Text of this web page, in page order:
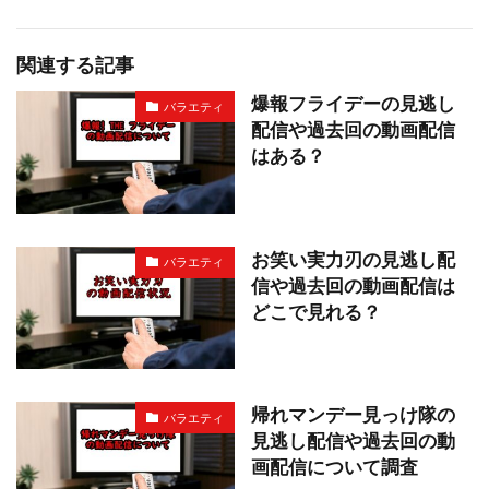
関連する記事
バラエティ
爆報フライデーの見逃し
配信や過去回の動画配信
はある？
バラエティ
お笑い実力刃の見逃し配
信や過去回の動画配信は
どこで見れる？
バラエティ
帰れマンデー見っけ隊の
見逃し配信や過去回の動
画配信について調査